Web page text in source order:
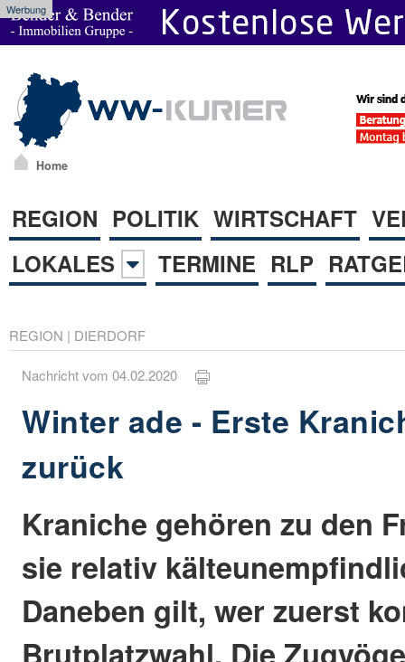
Werbung
Home
REGION POLITIK WIRTSCHAFT
LOKALES
TERMINE RLP
REGION | DIERDORF
Nachricht vom 04.02.2020
Winter ade - Erste
zurück
Kraniche gehören zu den
sie relativ
Daneben gilt, wer zuerst
Brutplatzwahl. Die